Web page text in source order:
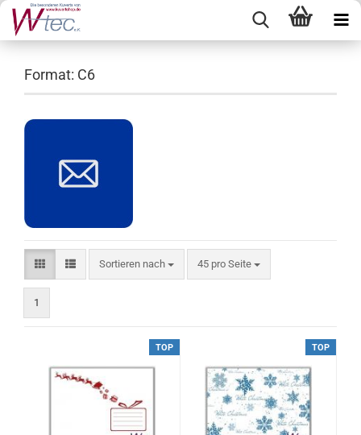
Format: C6
Sortieren nach
Sortieren nach 45 pro Seite
pro Seite
1
TOP TOP